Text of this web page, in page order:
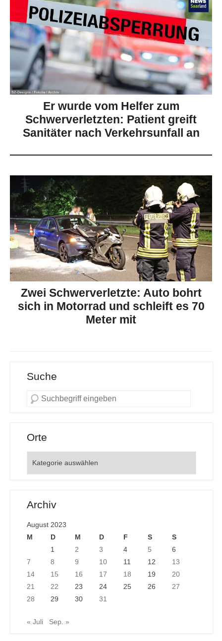
Er wurde vom Helfer zum
Schwerverletzten: Patient greift
Sanitäter nach Verkehrsunfall an
Zwei Schwerverletzte: Auto bohrt
sich in Motorrad und schleift es 70
Meter mit
Suche
Orte
Archiv
August 2023
M
D M D F S
S
1
2 3 4 5
6
7
8 9 10 11 12
13
14
15 16 17 18 19
20
21
22 23 24 25 26
27
28
29 30 31
« Juli Sep. »